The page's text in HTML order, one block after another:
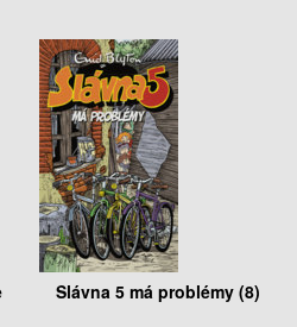
Slávna 5 má problémy (8)